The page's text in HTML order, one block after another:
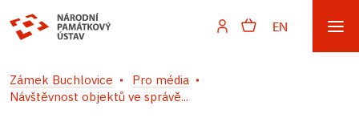
EN
Zámek Buchlovice
Pro média
Návštěvnost objektů ve správě...